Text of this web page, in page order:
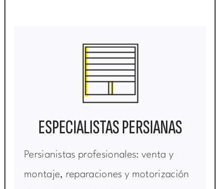
ESPECIALISTAS PERSIANAS
Persianistas profesionales: venta y
montaje, reparaciones y motorización